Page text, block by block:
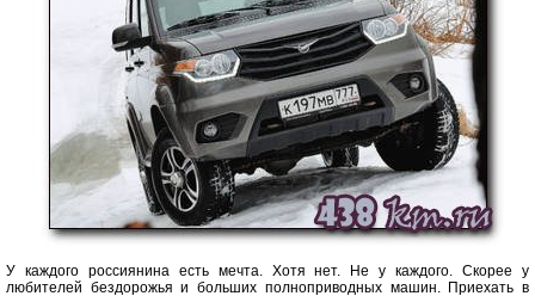
У каждого россиянина есть мечта. Хотя нет. Не у каждого. Скорее у
любителей бездорожья и больших полноприводных машин. Приехать в